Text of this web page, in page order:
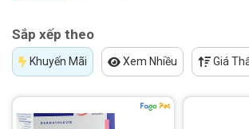
Sắp xếp theo
Khuyến Mãi Xem Nhiều Giá